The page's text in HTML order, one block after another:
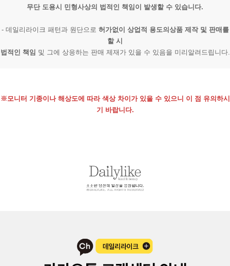
무단 도용시 민형사상의 법적인 책임이 발생할 수 있습니다.
- 데일리라이크 패턴과 원단으로 허가없이 상업적 용도의상품 제작 및 판매를
할 시
법적인 책임 및 그에 상응하는 판매 제재가 있을 수 있음을 미리알려드립니다.
※모니터 기종이나 해상도에 따라 색상 차이가 있을 수 있으니 이 점 유의하시
기 바랍니다.